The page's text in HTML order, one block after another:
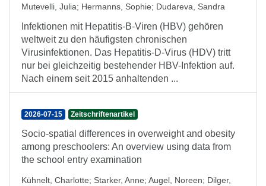
Mutevelli, Julia; Hermanns, Sophie; Dudareva, Sandra
Infektionen mit Hepatitis-B-Viren (HBV) gehören
weltweit zu den häufigsten chronischen
Virusinfektionen. Das Hepatitis-D-Virus (HDV) tritt
nur bei gleichzeitig bestehender HBV-Infektion auf.
Nach einem seit 2015 anhaltenden ...
2026-07-15 Zeitschriftenartikel
Socio-spatial differences in overweight and obesity
among preschoolers: An overview using data from
the school entry examination
Kühnelt, Charlotte; Starker, Anne; Augel, Noreen; Dilger,